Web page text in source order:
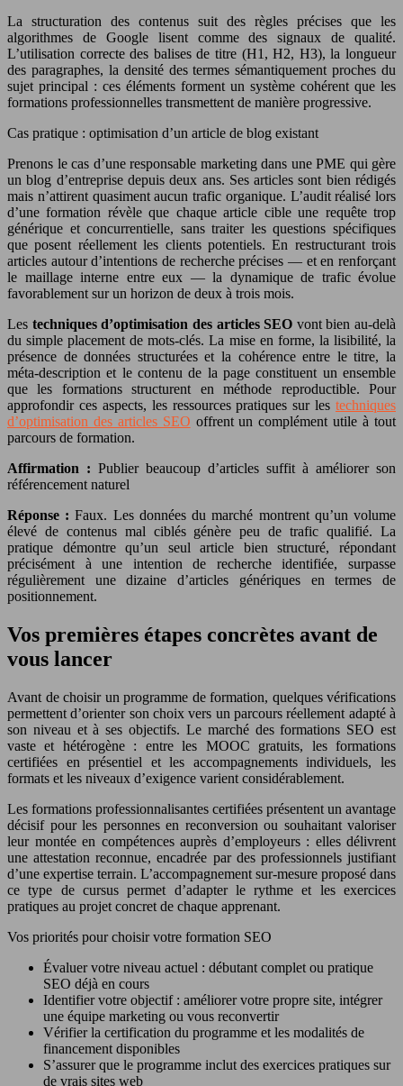
La structuration des contenus suit des règles précises que les
algorithmes de Google lisent comme des signaux de qualité.
L’utilisation correcte des balises de titre (H1, H2, H3), la longueur
des paragraphes, la densité des termes sémantiquement proches du
sujet principal : ces éléments forment un système cohérent que les
formations professionnelles transmettent de manière progressive.
Cas pratique : optimisation d’un article de blog existant
Prenons le cas d’une responsable marketing dans une PME qui gère
un blog d’entreprise depuis deux ans. Ses articles sont bien rédigés
mais n’attirent quasiment aucun trafic organique. L’audit réalisé lors
d’une formation révèle que chaque article cible une requête trop
générique et concurrentielle, sans traiter les questions spécifiques
que posent réellement les clients potentiels. En restructurant trois
articles autour d’intentions de recherche précises — et en renforçant
le maillage interne entre eux — la dynamique de trafic évolue
favorablement sur un horizon de deux à trois mois.
Les techniques d’optimisation des articles SEO vont bien au-delà
du simple placement de mots-clés. La mise en forme, la lisibilité, la
présence de données structurées et la cohérence entre le titre, la
méta-description et le contenu de la page constituent un ensemble
que les formations structurent en méthode reproductible. Pour
approfondir ces aspects, les ressources pratiques sur les techniques
d’optimisation des articles SEO offrent un complément utile à tout
parcours de formation.
Affirmation : Publier beaucoup d’articles suffit à améliorer son
référencement naturel
Réponse : Faux. Les données du marché montrent qu’un volume
élevé de contenus mal ciblés génère peu de trafic qualifié. La
pratique démontre qu’un seul article bien structuré, répondant
précisément à une intention de recherche identifiée, surpasse
régulièrement une dizaine d’articles génériques en termes de
positionnement.
Vos premières étapes concrètes avant de
vous lancer
Avant de choisir un programme de formation, quelques vérifications
permettent d’orienter son choix vers un parcours réellement adapté à
son niveau et à ses objectifs. Le marché des formations SEO est
vaste et hétérogène : entre les MOOC gratuits, les formations
certifiées en présentiel et les accompagnements individuels, les
formats et les niveaux d’exigence varient considérablement.
Les formations professionnalisantes certifiées présentent un avantage
décisif pour les personnes en reconversion ou souhaitant valoriser
leur montée en compétences auprès d’employeurs : elles délivrent
une attestation reconnue, encadrée par des professionnels justifiant
d’une expertise terrain. L’accompagnement sur-mesure proposé dans
ce type de cursus permet d’adapter le rythme et les exercices
pratiques au projet concret de chaque apprenant.
Vos priorités pour choisir votre formation SEO
Évaluer votre niveau actuel : débutant complet ou pratique
SEO déjà en cours
Identifier votre objectif : améliorer votre propre site, intégrer
une équipe marketing ou vous reconvertir
Vérifier la certification du programme et les modalités de
financement disponibles
S’assurer que le programme inclut des exercices pratiques sur
de vrais sites web